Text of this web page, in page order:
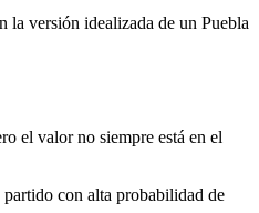
la versión idealizada de un Puebla
el valor no siempre está en el
con alta probabilidad de